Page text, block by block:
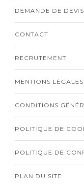
DEMANDE DE DEVIS
CONTACT
RECRUTEMENT
MENTIONS LÉGALES
CONDITIONS
POLITIQUE DE
POLITIQUE DE
PLAN DU SITE